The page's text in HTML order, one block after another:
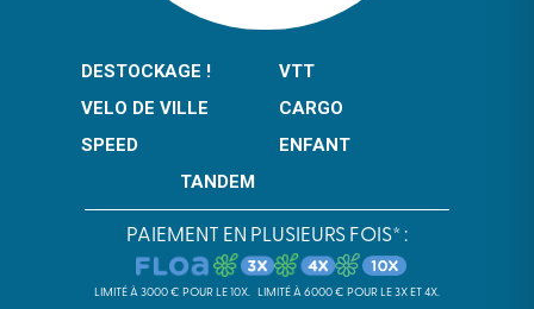
DESTOCKAGE !
VTT
VELO DE VILLE
CARGO
SPEED
ENFANT
TANDEM
PAIEMENT EN PLUSIEURS FOIS* :
LIMITÉ À 3000 € POUR LE 10X. LIMITÉ À 6000 € POUR LE 3X ET 4X.